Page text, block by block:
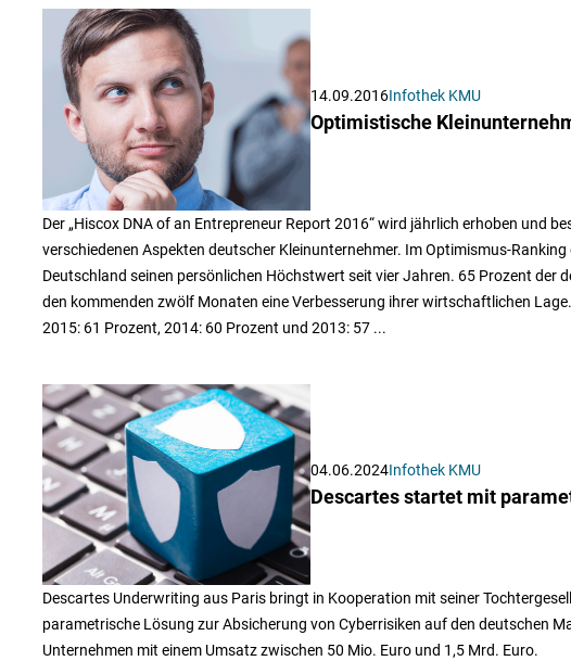
14.09.2016Infothek KMU
Optimistische
Der „Hiscox DNA of an Entrepreneur Report 2016“ wird jährlich erhoben und
verschiedenen Aspekten deutscher Kleinunternehmer. Im Optimismus-
Deutschland seinen persönlichen Höchstwert seit vier Jahren. 65 Prozent der
den kommenden zwölf Monaten eine Verbesserung ihrer wirtschaftlichen
2015: 61 Prozent, 2014: 60 Prozent und 2013: 57 ...
04.06.2024Infothek KMU
Descartes startet mit
Descartes Underwriting aus Paris bringt in Kooperation mit seiner
parametrische Lösung zur Absicherung von Cyberrisiken auf den deutschen
Unternehmen mit einem Umsatz zwischen 50 Mio. Euro und 1,5 Mrd. Euro.